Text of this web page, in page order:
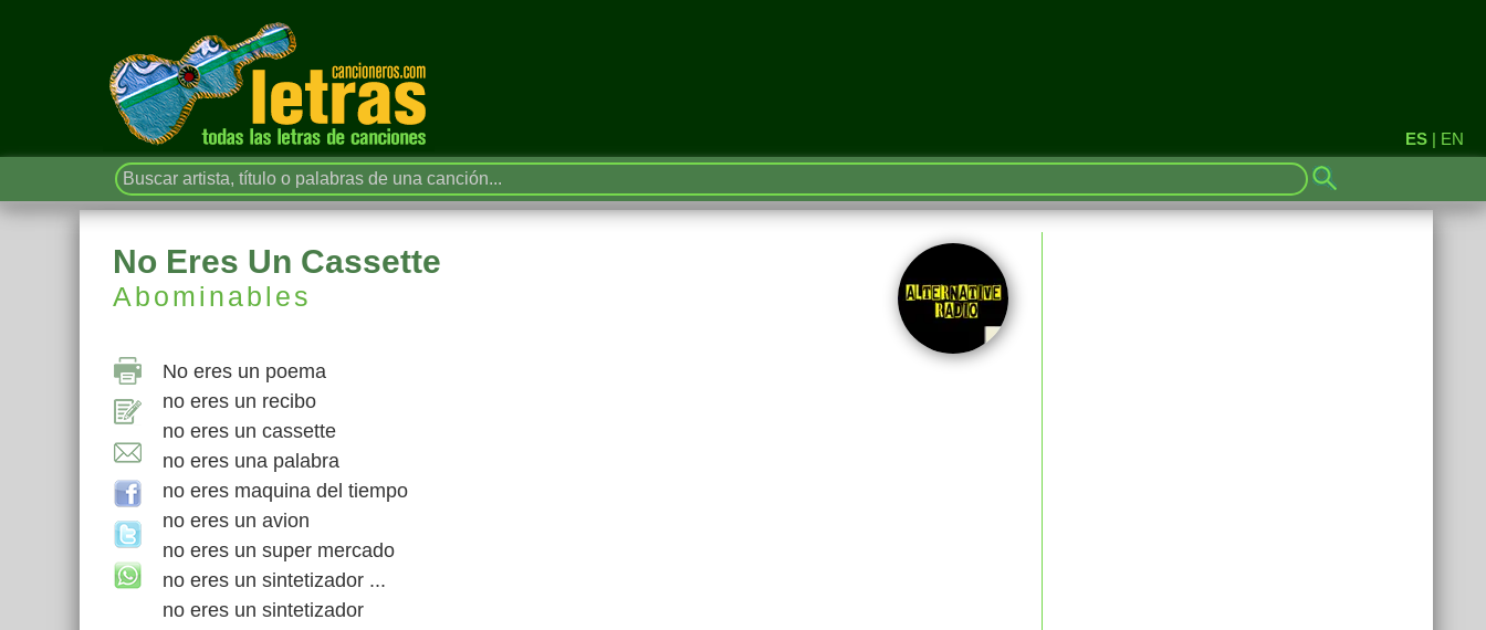
ES | EN
No Eres Un Cassette
Abominables
No eres un poema
no eres un recibo
no eres un cassette
no eres una palabra
no eres maquina del tiempo
no eres un avion
no eres un super mercado
no eres un sintetizador ...
no eres un sintetizador